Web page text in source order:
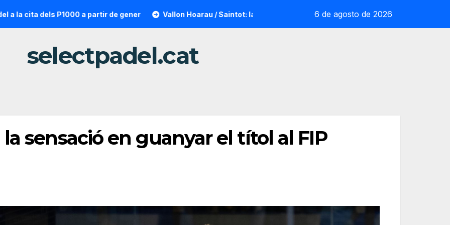
P1000 a partir de gener Vallon Hoarau / Saintot: la sorpresa reoliana que desafia la cap de sèrie 1
6 de agosto de 2026
selectpadel.cat
sensació en guanyar el títol al FIP